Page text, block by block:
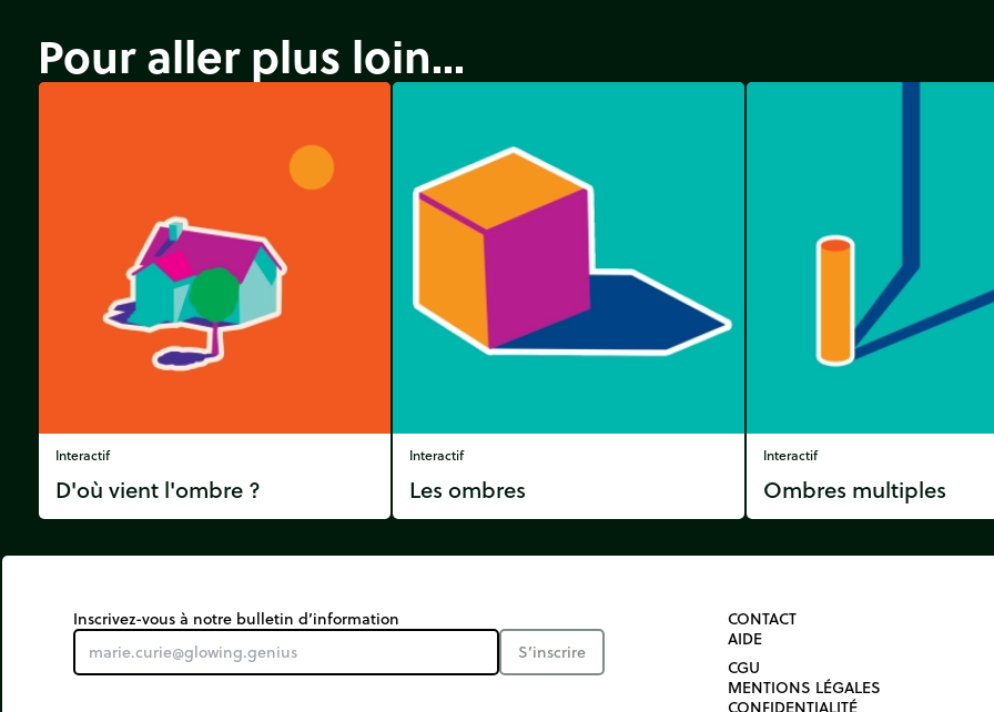
Pour aller plus loin...
Interactif
D'où vient l'ombre ?
Interactif
Les ombres
Interactif
Ombres multiples
Inscrivez-vous à notre bulletin d’information
S’inscrire
CONTACT
AIDE
CGU
MENTIONS LÉGALES
CONFIDENTIALITÉ